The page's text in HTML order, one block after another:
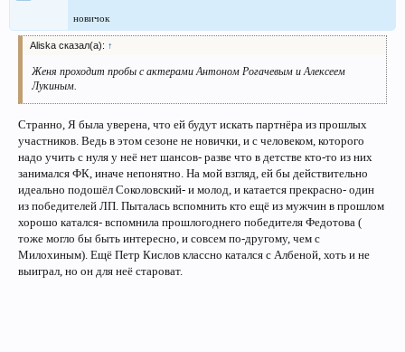
новичок
Aliska сказал(а): ↑
Женя проходит пробы с актерами Антоном Рогачевым и Алексеем
Лукиным.
Странно, Я была уверена, что ей будут искать партнёра из прошлых
участников. Ведь в этом сезоне не новички, и с человеком, которого
надо учить с нуля у неё нет шансов- разве что в детстве кто-то из них
занимался ФК, иначе непонятно. На мой взгляд, ей бы действительно
идеально подошёл Соколовский- и молод, и катается прекрасно- один
из победителей ЛП. Пыталась вспомнить кто ещё из мужчин в прошлом
хорошо катался- вспомнила прошлогоднего победителя Федотова (
тоже могло бы быть интересно, и совсем по-другому, чем с
Милохиным). Ещё Петр Кислов классно катался с Албеной, хоть и не
выиграл, но он для неё староват.